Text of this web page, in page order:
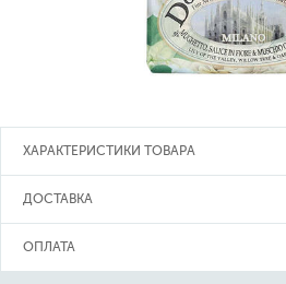
ХАРАКТЕРИСТИКИ ТОВАРА
ДОСТАВКА
ОПЛАТА